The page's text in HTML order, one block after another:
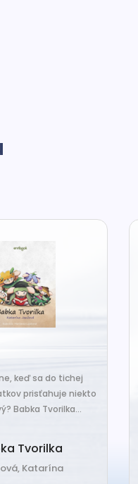
keď sa do tichej
prisťahuje niekto
Babka Tvorilka...
Tvorilka
Katarína